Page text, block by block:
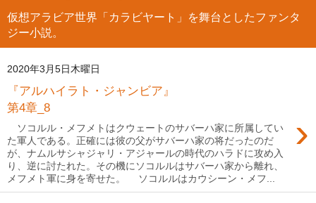
仮想アラビア世界「カラビヤート」を舞台としたファンタ
ジー小説。
2020年3月5日木曜日
『アルハイラト・ジャンビア』
第4章_8
›
ソコルル・メフメトはクウェートのサバーハ家に所属してい
た軍人である。正確には彼の父がサバーハ家の将だったのだ
が、ナムルサシャジャリ・アジャールの時代のハラドに攻め入
り、逆に討たれた。その機にソコルルはサバーハ家から離れ、
メフメト軍に身を寄せた。 ソコルルはカウシーン・メフ...